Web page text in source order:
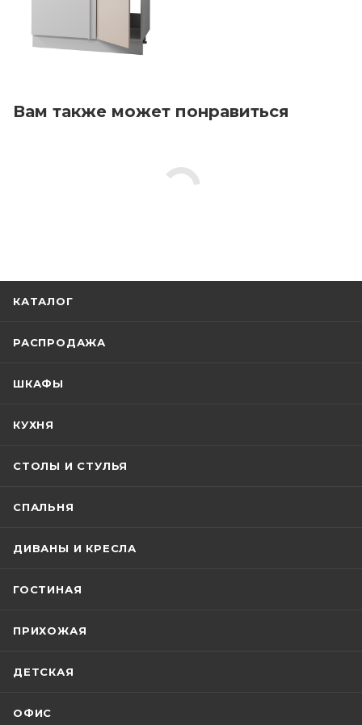
Вам также может понравиться
КАТАЛОГ
РАСПРОДАЖА
ШКАФЫ
КУХНЯ
СТОЛЫ И СТУЛЬЯ
СПАЛЬНЯ
ДИВАНЫ И КРЕСЛА
ГОСТИНАЯ
ПРИХОЖАЯ
ДЕТСКАЯ
ОФИС